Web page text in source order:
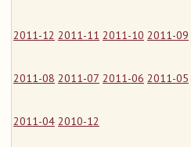
2011-12 2011-11 2011-10 2011-09
2011-08 2011-07 2011-06 2011-05
2011-04 2010-12